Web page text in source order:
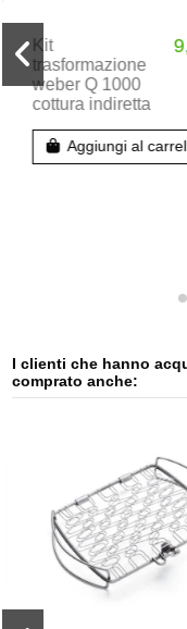
Kit
trasformazione
weber Q 1000
cottura indiretta
Aggiungi al
I clienti che hanno
comprato anche: